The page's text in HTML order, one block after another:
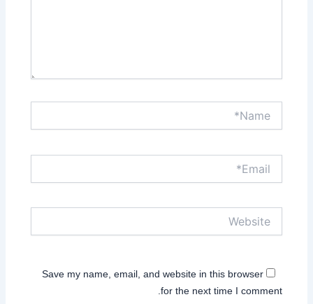
Save my name, email, and website in this browser
for the next time I comment.